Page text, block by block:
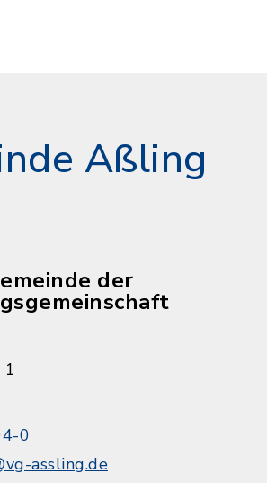
Aßling
der
1
0
assling.de